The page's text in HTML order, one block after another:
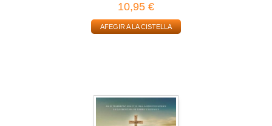
10,95 €
AFEGIR A LA CISTELLA